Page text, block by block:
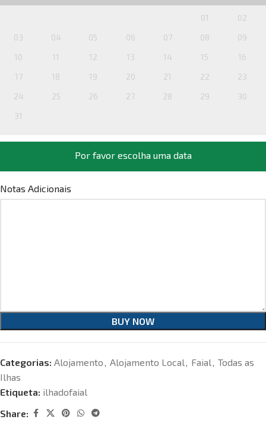
01
02
03
04 05 06 07 08
09
10
11 12 13 14 15
16
17
18 19 20 21 22
23
24
25 26 27 28 29
30
31
Por favor escolha uma data
Notas Adicionais
BUY NOW
Categorias: Alojamento, Alojamento Local, Faial, Todas as
Ilhas
Etiqueta: ilhadofaial
Share: